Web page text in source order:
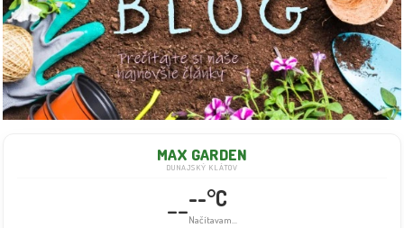
MAX GARDEN
DUNAJSKÝ KLÁTOV
----°C
Načítavam...